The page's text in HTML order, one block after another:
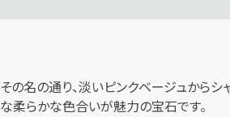
その名の通り、淡いピンクベージュからシ
な柔らかな色合いが魅力の宝石です。